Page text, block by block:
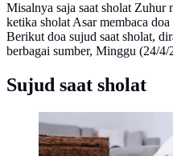
Misalnya saja saat sholat Zuhur
ketika sholat Asar membaca
Berikut doa sujud saat sholat,
berbagai sumber, Minggu (24/4/
Sujud saat sholat
Ilustrasi sholat di rumah